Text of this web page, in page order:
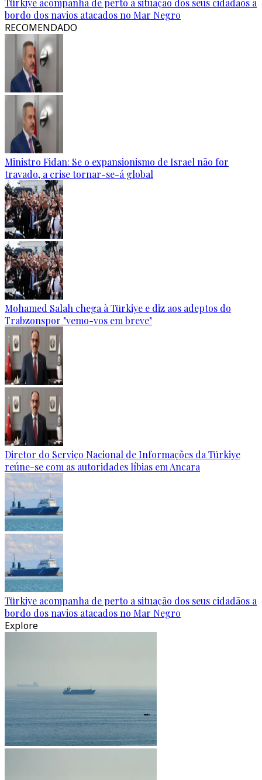
Türkiye acompanha de perto a situação dos seus cidadãos a
bordo dos navios atacados no Mar Negro
RECOMENDADO
Ministro Fidan: Se o expansionismo de Israel não for
travado, a crise tornar-se-á global
Mohamed Salah chega à Türkiye e diz aos adeptos do
Trabzonspor "vemo-vos em breve"
Diretor do Serviço Nacional de Informações da Türkiye
reúne-se com as autoridades líbias em Ancara
Türkiye acompanha de perto a situação dos seus cidadãos a
bordo dos navios atacados no Mar Negro
Explore